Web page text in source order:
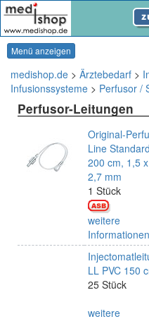
Menü anzeigen
medishop.de > Ärztebedarf >
Infusionssysteme > Perfusor /
Perfusor-Leitungen
Original-
Line Standard
200 cm, 1,5 x
2,7 mm
1 Stück
weitere
LL PVC 150
25 Stück
weitere